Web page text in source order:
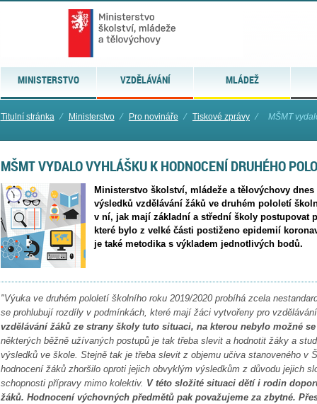
MINISTERSTVO VZDĚLÁVÁNÍ MLÁDEŽ
Titulní stránka ⁄ Ministerstvo ⁄ Pro novináře ⁄ Tiskové zprávy ⁄ MŠMT
MŠMT VYDALO VYHLÁŠKU K HODNOCENÍ DRUHÉHO
Ministerstvo školství, mládeže a tělovýchovy
výsledků vzdělávání žáků ve druhém pololetí
v ní, jak mají základní a střední školy postupovat
které bylo z velké části postiženo epidemií
je také metodika s výkladem jednotlivých bodů.
"Výuka ve druhém pololetí školního roku 2019/2020 probíhá zcela
se prohlubují rozdíly v podmínkách, které mají žáci vytvořeny pro
vzdělávání žáků ze strany školy tuto situaci, na kterou nebylo možné
některých běžně užívaných postupů je tak třeba slevit a hodnotit žáky a
výsledků ve škole. Stejně tak je třeba slevit z objemu učiva stanoveného v
hodnocení žáků zhoršilo oproti jejich obvyklým výsledkům z důvodu jejich
schopnosti přípravy mimo kolektiv. V této složité situaci dětí i rodin
žáků. Hodnocení výchovných předmětů pak považujeme za zbytné.